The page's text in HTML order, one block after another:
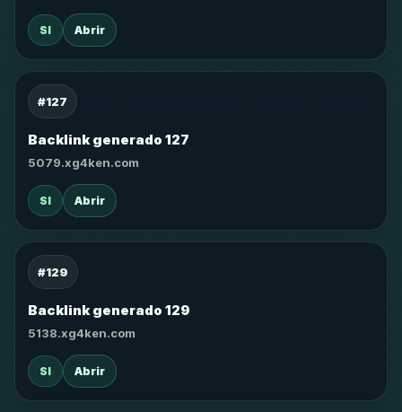
SI Abrir
#127
Backlink generado 127
5079.xg4ken.com
SI Abrir
#129
Backlink generado 129
5138.xg4ken.com
SI Abrir